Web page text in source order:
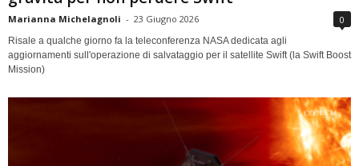
Marianna Michelagnoli - 23 Giugno 2026 0
Risale a qualche giorno fa la teleconferenza NASA dedicata agli
aggiornamenti sull'operazione di salvataggio per il satellite Swift (la Swift Boost
Mission)